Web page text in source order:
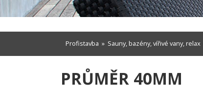
Profistavba » Sauny, bazény, vířivé vany, relax
PRŮMĚR 40MM